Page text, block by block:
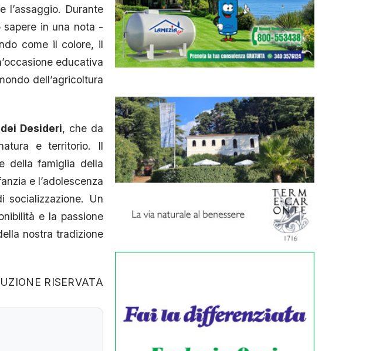
l’assaggio. Durante
sapere in una nota -
come il colore, il
educativa
dell’agricoltura
dei Desideri, che da
e territorio. Il
della famiglia della
e l’adolescenza
socializzazione. Un
e la passione
nostra tradizione
RISERVATA